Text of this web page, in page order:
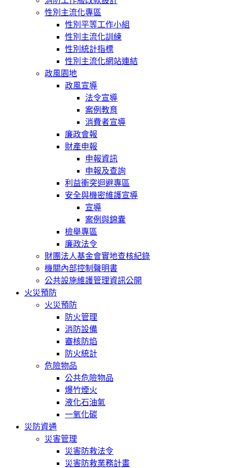
性別主流化專區
性別平等工作小組
性別主流化訓練
性別統計指標
性別主流化網站連結
政風園地
政風宣導
法令宣導
案例教育
消費者宣導
廉政會報
財產申報
申報資訊
申報及查詢
利益衝突迴避專區
安全與機密維護宣導
宣導
案例與錦囊
檢舉專區
廉政法令
財團法人基金會實地查核紀錄
機關內部控制聲明書
公共設施維護管理資訊公開
火災預防
火災預防
防火管理
消防設備
審核防焰
防火統計
危險物品
公共危險物品
爆竹煙火
液化石油氣
一氧化碳
災防資通
災害管理
災害防救法令
災害防救業務計畫